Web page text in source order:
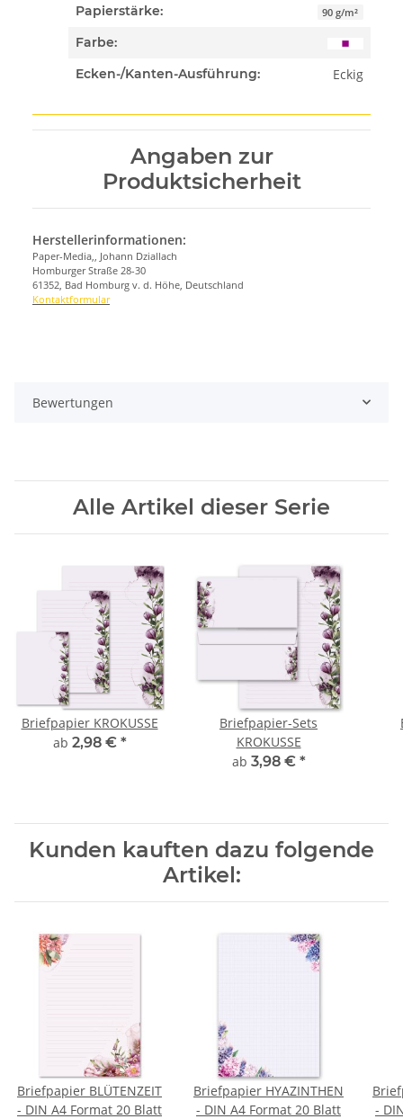
Papierstärke: 90 g/m²
Farbe:
Ecken-/Kanten-Ausführung:
Eckig
Angaben zur
Produktsicherheit
Herstellerinformationen:
Paper-Media,, Johann Dziallach
Homburger Straße 28-30
61352, Bad Homburg v. d. Höhe, Deutschland
Kontaktformular
Bewertungen
Alle Artikel dieser Serie
Briefpapier KROKUSSE
ab 2,98 € *
Briefpapier-Sets
KROKUSSE
ab 3,98 € *
Kunden kauften dazu folgende
Artikel:
Briefpapier BLÜTENZEIT
- DIN A4 Format 20 Blatt
Briefpapier HYAZINTHEN
- DIN A4 Format 20 Blatt
-